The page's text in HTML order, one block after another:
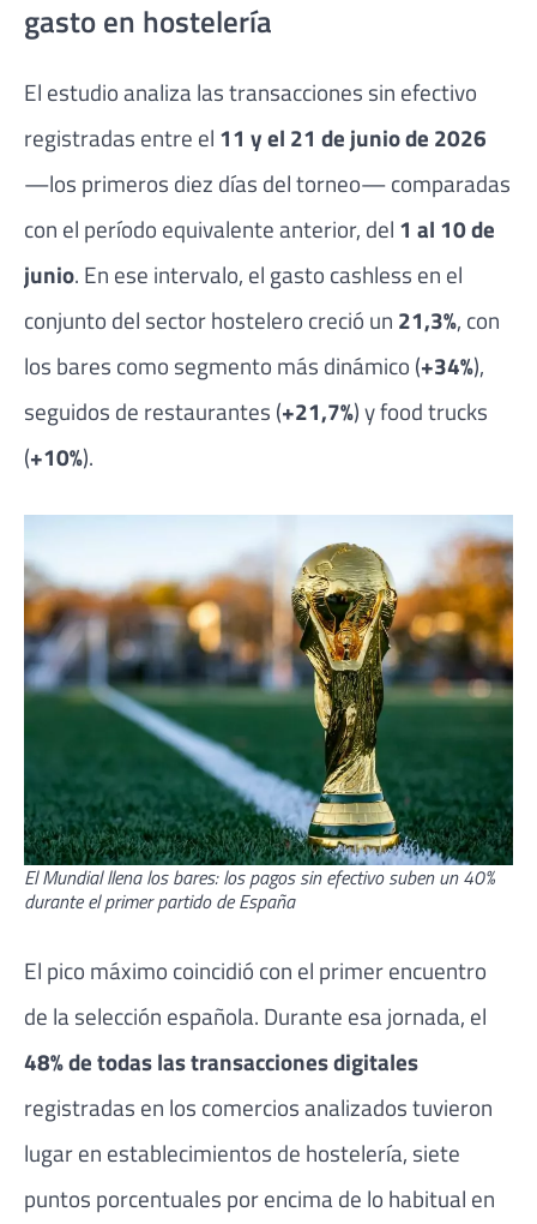
gasto en hostelería
El estudio analiza las transacciones sin efectivo
registradas entre el 11 y el 21 de junio de 2026
—los primeros diez días del torneo— comparadas
con el período equivalente anterior, del 1 al 10 de
junio. En ese intervalo, el gasto cashless en el
conjunto del sector hostelero creció un 21,3%, con
los bares como segmento más dinámico (+34%),
seguidos de restaurantes (+21,7%) y food trucks
(+10%).
El Mundial llena los bares: los pagos sin efectivo suben un 40%
durante el primer partido de España
El pico máximo coincidió con el primer encuentro
de la selección española. Durante esa jornada, el
48% de todas las transacciones digitales
registradas en los comercios analizados tuvieron
lugar en establecimientos de hostelería, siete
puntos porcentuales por encima de lo habitual en